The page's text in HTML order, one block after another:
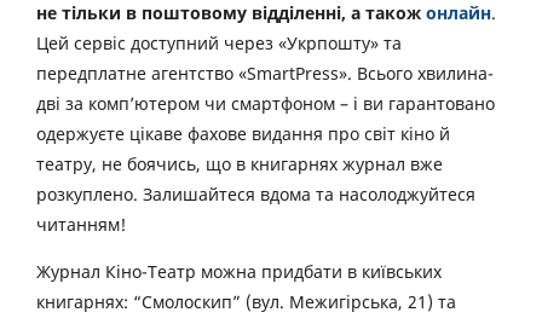
не тільки в поштовому відділенні, а також онлайн.
Цей сервіс доступний через «Укрпошту» та
передплатне агентство «SmartPress». Всього хвилина-
дві за комп’ютером чи смартфоном – і ви гарантовано
одержуєте цікаве фахове видання про світ кіно й
театру, не боячись, що в книгарнях журнал вже
розкуплено. Залишайтеся вдома та насолоджуйтеся
читанням!
Журнал Кіно-Театр можна придбати в київських
книгарнях: “Смолоскип” (вул. Межигірська, 21) та